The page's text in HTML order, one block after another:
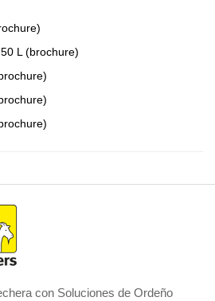
L (brochure)
con Soluciones de Ordeño